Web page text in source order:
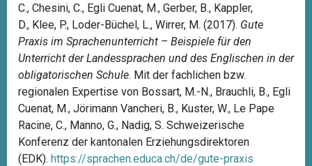
C., Chesini, C., Egli Cuenat, M., Gerber, B., Kappler,
D., Klee, P., Loder-Büchel, L., Wirrer, M. (2017). Gute
Praxis im Sprachenunterricht – Beispiele für den
Unterricht der Landessprachen und des Englischen in der
obligatorischen Schule. Mit der fachlichen bzw.
regionalen Expertise von Bossart, M.-N., Brauchli, B., Egli
Cuenat, M., Jörimann Vancheri, B., Kuster, W., Le Pape
Racine, C., Manno, G., Nadig, S. Schweizerische
Konferenz der kantonalen Erziehungsdirektoren
(EDK). https://sprachen.educa.ch/de/gute-praxis